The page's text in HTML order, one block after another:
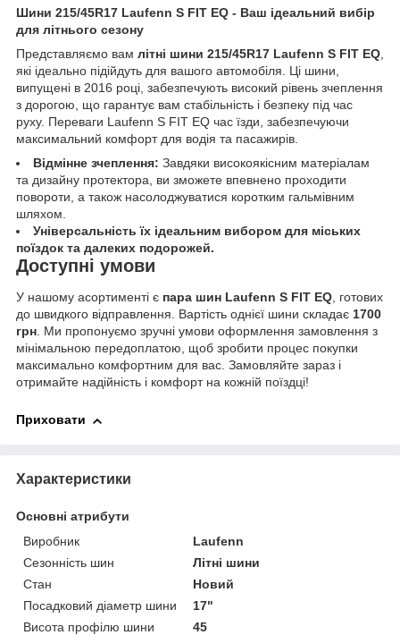
Шини 215/45R17 Laufenn S FIT EQ - Ваш ідеальний вибір
для літнього сезону
Представляємо вам літні шини 215/45R17 Laufenn S FIT EQ
які ідеально підійдуть для вашого автомобіля. Ці шини,
випущені в 2016 році, забезпечують високий рівень зчеплення
з дорогою, що гарантує вам стабільність і безпеку під час
руху. Переваги Laufenn S FIT EQ час їзди, забезпечуючи
максимальний комфорт для водія та пасажирів.
Відмінне зчеплення: Завдяки високоякісним матеріалам
та дизайну протектора, ви зможете впевнено проходити
повороти, а також насолоджуватися коротким гальмівним
шляхом.
Універсальність їх ідеальним вибором для міських
поїздок та далеких подорожей.
Доступні умови
У нашому асортименті є пара шин Laufenn S FIT EQ, готових
до швидкого відправлення. Вартість однієї шини складає 1700
грн. Ми пропонуємо зручні умови оформлення замовлення з
мінімальною передоплатою, щоб зробити процес покупки
максимально комфортним для вас. Замовляйте зараз і
отримайте надійність і комфорт на кожній поїздці!
Приховати
Характеристики
Основні атрибути
Виробник
Laufenn
Сезонність шин
Літні шини
Стан
Новий
Посадковий діаметр шини
17"
Висота профілю шини
45